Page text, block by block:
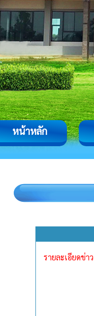
หน้าหลัก
รายละเอียดข่าว